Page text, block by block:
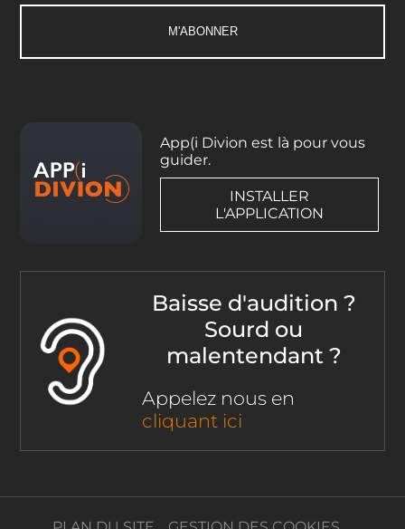
App(i Divion est là pour vous
guider.
INSTALLER
L'APPLICATION
Baisse d'audition ?
Sourd ou
malentendant ?
Appelez nous en
cliquant ici